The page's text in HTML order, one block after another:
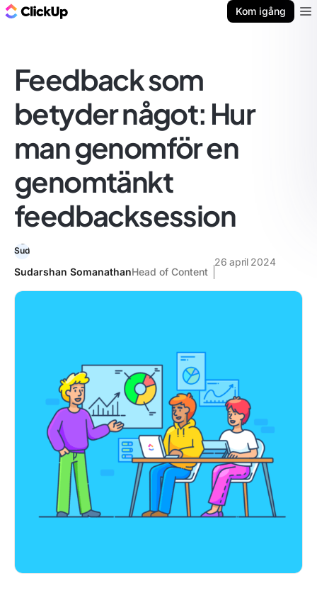
Kom igång
Feedback som
betyder något: Hur
man genomför en
genomtänkt
feedbacksession
Sudarshan SomanathanHead of Content
26 april 2024